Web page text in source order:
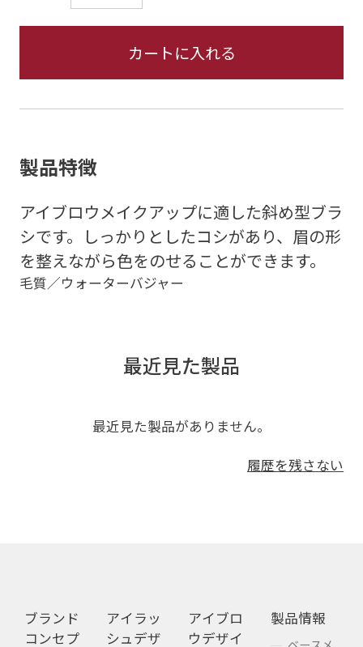
カートに入れる
製品特徴
アイブロウメイクアップに適した斜め型ブラ
シです。しっかりとしたコシがあり、眉の形
を整えながら色をのせることができます。
毛質／ウォーターバジャー
最近見た製品
最近見た製品がありません。
履歴を残さない
ブランド
コンセプ
アイラッ
シュデザ
アイブロ
ウデザイ
製品情報